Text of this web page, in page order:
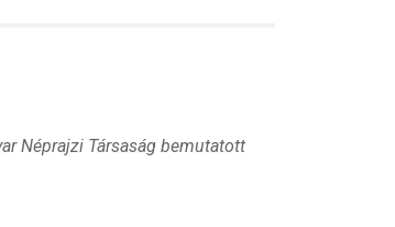
Néprajzi Társaság bemutatott